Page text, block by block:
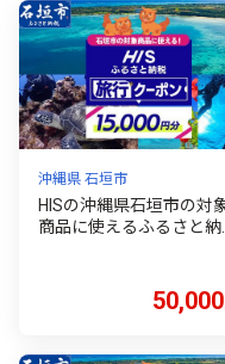
沖縄県 石垣市
HISの沖縄県石垣市の対
商品に使えるふるさと納
島 ツアー HIS クーポン 券
50,000